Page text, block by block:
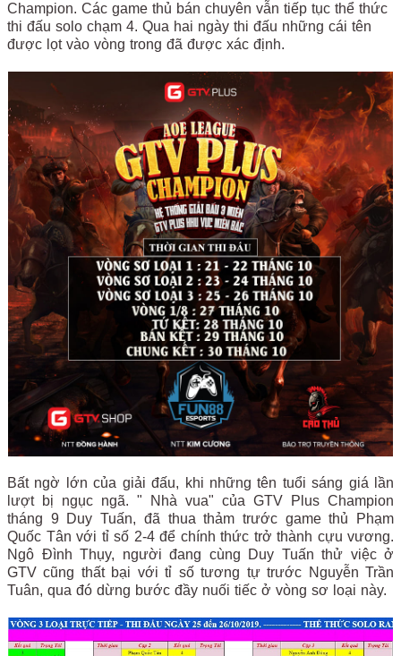
Champion. Các game thủ bán chuyên vẫn tiếp tục thể thức
thi đấu solo chạm 4. Qua hai ngày thi đấu những cái tên
được lọt vào vòng trong đã được xác định.
Bất ngờ lớn của giải đấu, khi những tên tuổi sáng giá lần
lượt bị ngục ngã. " Nhà vua" của GTV Plus Champion
tháng 9 Duy Tuấn, đã thua thảm trước game thủ Phạm
Quốc Tân với tỉ số 2-4 để chính thức trở thành cựu vương.
Ngô Đình Thụy, người đang cùng Duy Tuấn thử việc ở
GTV cũng thất bại với tỉ số tương tự trước Nguyễn Trần
Tuân, qua đó dừng bước đầy nuối tiếc ở vòng sơ loại này.